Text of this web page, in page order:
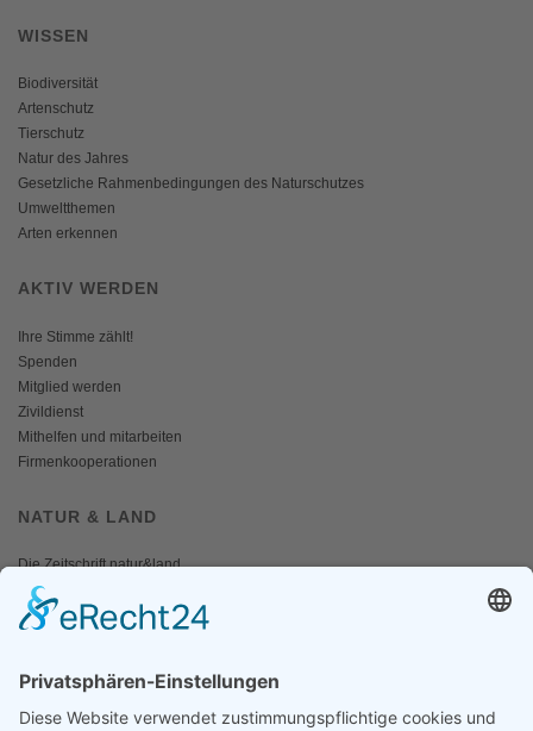
WISSEN
Biodiversität
Artenschutz
Tierschutz
Natur des Jahres
Gesetzliche Rahmenbedingungen des Naturschutzes
Umweltthemen
Arten erkennen
AKTIV WERDEN
Ihre Stimme zählt!
Spenden
Mitglied werden
Zivildienst
Mithelfen und mitarbeiten
Firmenkooperationen
NATUR & LAND
Die Zeitschrift natur&land
Archiv
Mediadaten
Fotos und Logos